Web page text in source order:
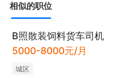
相似的职位
B照散装饲料货车司机
5000-8000元/月
城区